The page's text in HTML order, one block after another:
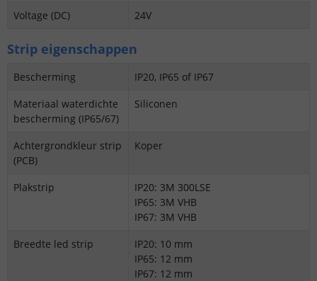
Voltage (DC)
24V
Strip eigenschappen
Bescherming
IP20, IP65 of IP67
Materiaal waterdichte
bescherming (IP65/67)
Siliconen
Achtergrondkleur strip
(PCB)
Koper
Plakstrip
IP20: 3M 300LSE
IP65: 3M VHB
IP67: 3M VHB
Breedte led strip
IP20: 10 mm
IP65: 12 mm
IP67: 12 mm